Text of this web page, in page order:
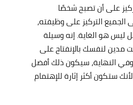
على أن تصبح شخصًا
الجميع التركيز على وظيفته،
ليس هو الغاية. إنه وسيلة
مدين لنفسك بالإنفتاح على
النهاية، سيكون ذلك أفضل
ستكون أكثر إثارة للإهتمام